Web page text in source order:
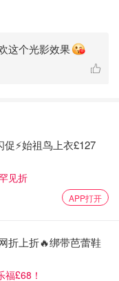
这个光影效果
⚡️始祖鸟上衣£127
见折
APP打开
折上折🔥绑带芭蕾鞋
£68！